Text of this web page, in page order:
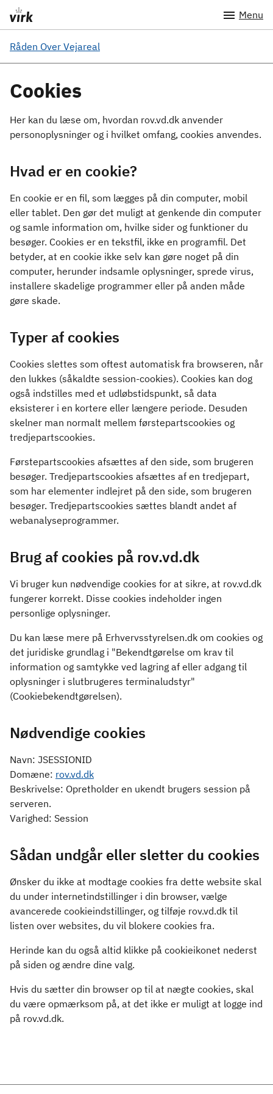
Menu
Råden Over Vejareal
Cookies
Her kan du læse om, hvordan rov.vd.dk anvender
personoplysninger og i hvilket omfang, cookies anvendes.
Hvad er en cookie?
En cookie er en fil, som lægges på din computer, mobil
eller tablet. Den gør det muligt at genkende din computer
og samle information om, hvilke sider og funktioner du
besøger. Cookies er en tekstfil, ikke en programfil. Det
betyder, at en cookie ikke selv kan gøre noget på din
computer, herunder indsamle oplysninger, sprede virus,
installere skadelige programmer eller på anden måde
gøre skade.
Typer af cookies
Cookies slettes som oftest automatisk fra browseren, når
den lukkes (såkaldte session-cookies). Cookies kan dog
også indstilles med et udløbstidspunkt, så data
eksisterer i en kortere eller længere periode. Desuden
skelner man normalt mellem førstepartscookies og
tredjepartscookies.
Førstepartscookies afsættes af den side, som brugeren
besøger. Tredjepartscookies afsættes af en tredjepart,
som har elementer indlejret på den side, som brugeren
besøger. Tredjepartscookies sættes blandt andet af
webanalyseprogrammer.
Brug af cookies på rov.vd.dk
Vi bruger kun nødvendige cookies for at sikre, at rov.vd.dk
fungerer korrekt. Disse cookies indeholder ingen
personlige oplysninger.
Du kan læse mere på Erhvervsstyrelsen.dk om cookies og
det juridiske grundlag i "Bekendtgørelse om krav til
information og samtykke ved lagring af eller adgang til
oplysninger i slutbrugeres terminaludstyr"
(Cookiebekendtgørelsen).
Nødvendige cookies
Navn: JSESSIONID
Domæne: rov.vd.dk
Beskrivelse: Opretholder en ukendt brugers session på
serveren.
Varighed: Session
Sådan undgår eller sletter du cookies
Ønsker du ikke at modtage cookies fra dette website skal
du under internetindstillinger i din browser, vælge
avancerede cookieindstillinger, og tilføje rov.vd.dk til
listen over websites, du vil blokere cookies fra.
Herinde kan du også altid klikke på cookieikonet nederst
på siden og ændre dine valg.
Hvis du sætter din browser op til at nægte cookies, skal
du være opmærksom på, at det ikke er muligt at logge ind
på rov.vd.dk.